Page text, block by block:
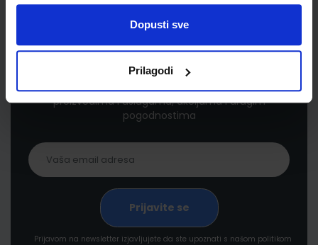
Dopusti sve
Prilagodi
Newsletter prijava
Prijavite se kako bi primali informacije o novim
proizvodima i uslugama, akcijama i drugim
pogodnostima
Prijavom na newsletter izjavljujete da ste upoznati s našom politikom